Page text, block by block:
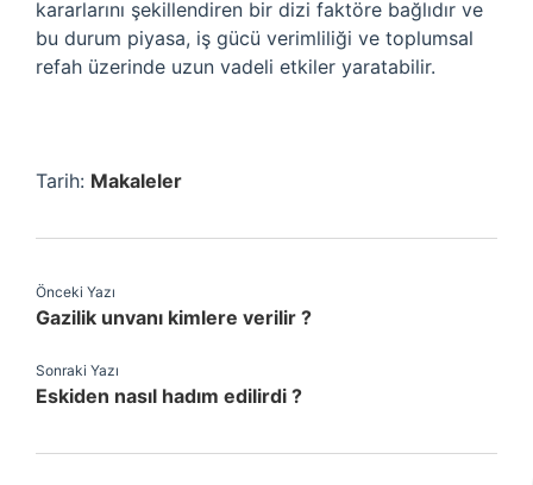
kararlarını şekillendiren bir dizi faktöre bağlıdır ve
bu durum piyasa, iş gücü verimliliği ve toplumsal
refah üzerinde uzun vadeli etkiler yaratabilir.
Tarih: Makaleler
Önceki Yazı
Gazilik unvanı kimlere verilir ?
Sonraki Yazı
Eskiden nasıl hadım edilirdi ?